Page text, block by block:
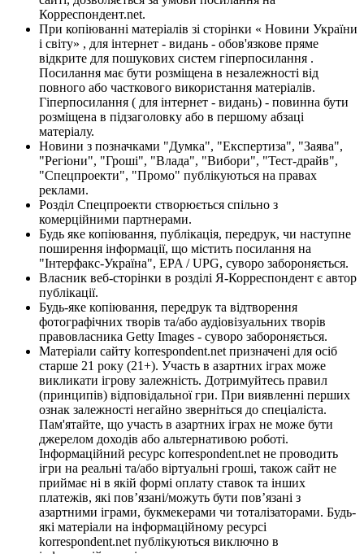
Корреспондент.net.
При копіюванні матеріалів зі сторінки « Новини України
і світу» , для інтернет - видань - обов'язкове пряме
відкрите для пошукових систем гіперпосилання .
Посилання має бути розміщена в незалежності від
повного або часткового використання матеріалів.
Гіперпосилання ( для інтернет - видань) - повинна бути
розміщена в підзаголовку або в першому абзаці
матеріалу.
Новини з позначками "Думка", "Експертиза", "Заява",
"Регіони", "Гроші", "Влада", "Вибори", "Тест-драйв",
"Спецпроекти", "Промо" публікуються на правах
реклами.
Розділ Спецпроекти створюється спільно з
комерційними партнерами.
Будь яке копіювання, публікація, передрук, чи наступне
поширення інформації, що містить посилання на
"Інтерфакс-Україна", EPA / UPG, суворо забороняється.
Власник веб-сторінки в розділі Я-Корреспондент є автор
публікації.
Будь-яке копіювання, передрук та відтворення
фотографічних творів та/або аудіовізуальних творів
правовласника Getty Images - суворо забороняється.
Матеріали сайту korrespondent.net призначені для осіб
старше 21 року (21+). Участь в азартних іграх може
викликати ігрову залежність. Дотримуйтесь правил
(принципів) відповідальної гри. При виявленні перших
ознак залежності негайно зверніться до спеціаліста.
Пам'ятайте, що участь в азартних іграх не може бути
джерелом доходів або альтернативою роботі.
Інформаційний ресурс korrespondent.net не проводить
ігри на реальні та/або віртуальні гроші, також сайт не
приймає ні в якій формі оплату ставок та інших
платежів, які пов’язані/можуть бути пов’язані з
азартними іграми, букмекерами чи тоталізаторами. Будь-
які матеріали на інформаційному ресурсі
korrespondent.net публікуються виключно в